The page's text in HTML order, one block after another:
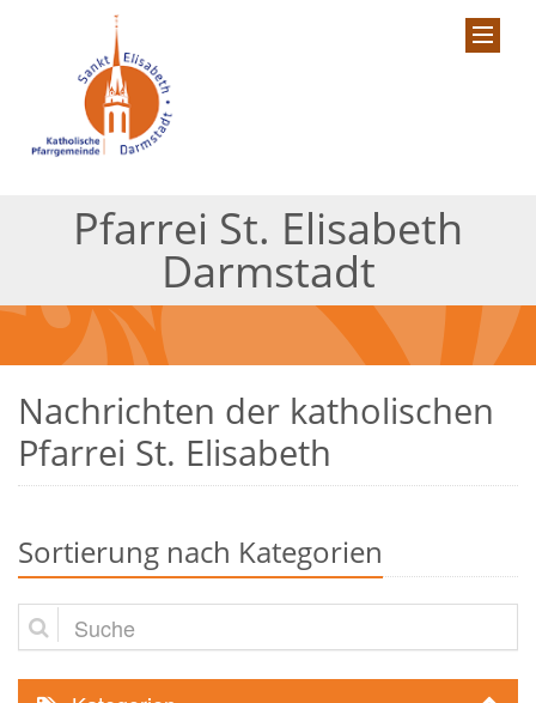
Pfarrei St. Elisabeth
Darmstadt
Nachrichten der katholischen
Pfarrei St. Elisabeth
Sortierung nach Kategorien
Suche